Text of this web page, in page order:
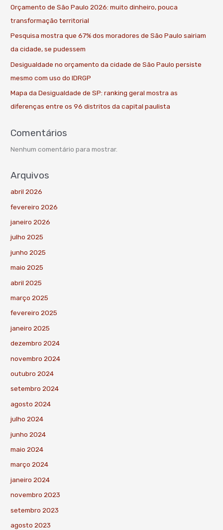
Orçamento de São Paulo 2026: muito dinheiro, pouca
transformação territorial
Pesquisa mostra que 67% dos moradores de São Paulo sairiam
da cidade, se pudessem
Desigualdade no orçamento da cidade de São Paulo persiste
mesmo com uso do IDRGP
Mapa da Desigualdade de SP: ranking geral mostra as
diferenças entre os 96 distritos da capital paulista
Comentários
Nenhum comentário para mostrar.
Arquivos
abril 2026
fevereiro 2026
janeiro 2026
julho 2025
junho 2025
maio 2025
abril 2025
março 2025
fevereiro 2025
janeiro 2025
dezembro 2024
novembro 2024
outubro 2024
setembro 2024
agosto 2024
julho 2024
junho 2024
maio 2024
março 2024
janeiro 2024
novembro 2023
setembro 2023
agosto 2023